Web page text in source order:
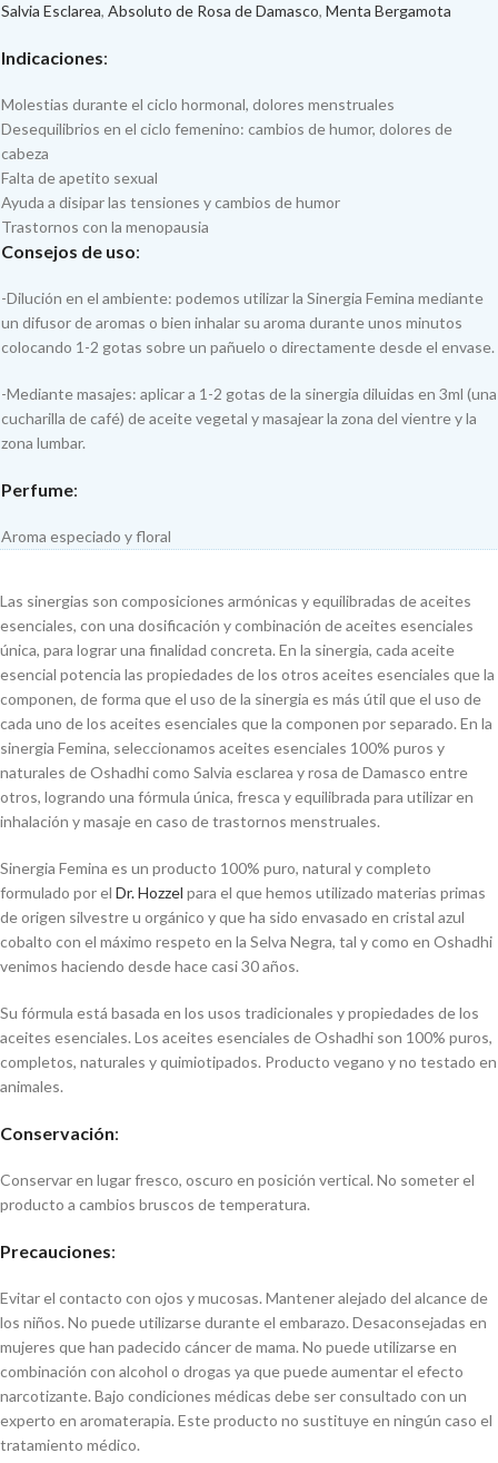
Salvia Esclarea, Absoluto de Rosa de Damasco, Menta Bergamota
Indicaciones:
Molestias durante el ciclo hormonal, dolores menstruales
Desequilibrios en el ciclo femenino: cambios de humor, dolores de
cabeza
Falta de apetito sexual
Ayuda a disipar las tensiones y cambios de humor
Trastornos con la menopausia
Consejos de uso:
-Dilución en el ambiente: podemos utilizar la Sinergia Femina mediante
un difusor de aromas o bien inhalar su aroma durante unos minutos
colocando 1-2 gotas sobre un pañuelo o directamente desde el envase.
-Mediante masajes: aplicar a 1-2 gotas de la sinergia diluidas en 3ml (una
cucharilla de café) de aceite vegetal y masajear la zona del vientre y la
zona lumbar.
Perfume:
Aroma especiado y floral
Las sinergias son composiciones armónicas y equilibradas de aceites
esenciales, con una dosificación y combinación de aceites esenciales
única, para lograr una finalidad concreta. En la sinergia, cada aceite
esencial potencia las propiedades de los otros aceites esenciales que la
componen, de forma que el uso de la sinergia es más útil que el uso de
cada uno de los aceites esenciales que la componen por separado. En la
sinergia Femina, seleccionamos aceites esenciales 100% puros y
naturales de Oshadhi como Salvia esclarea y rosa de Damasco entre
otros, logrando una fórmula única, fresca y equilibrada para utilizar en
inhalación y masaje en caso de trastornos menstruales.
Sinergia Femina es un producto 100% puro, natural y completo
formulado por el Dr. Hozzel para el que hemos utilizado materias primas
de origen silvestre u orgánico y que ha sido envasado en cristal azul
cobalto con el máximo respeto en la Selva Negra, tal y como en Oshadhi
venimos haciendo desde hace casi 30 años.
Su fórmula está basada en los usos tradicionales y propiedades de los
aceites esenciales. Los aceites esenciales de Oshadhi son 100% puros,
completos, naturales y quimiotipados. Producto vegano y no testado en
animales.
Conservación:
Conservar en lugar fresco, oscuro en posición vertical. No someter el
producto a cambios bruscos de temperatura.
Precauciones:
Evitar el contacto con ojos y mucosas. Mantener alejado del alcance de
los niños. No puede utilizarse durante el embarazo. Desaconsejadas en
mujeres que han padecido cáncer de mama. No puede utilizarse en
combinación con alcohol o drogas ya que puede aumentar el efecto
narcotizante. Bajo condiciones médicas debe ser consultado con un
experto en aromaterapia. Este producto no sustituye en ningún caso el
tratamiento médico.